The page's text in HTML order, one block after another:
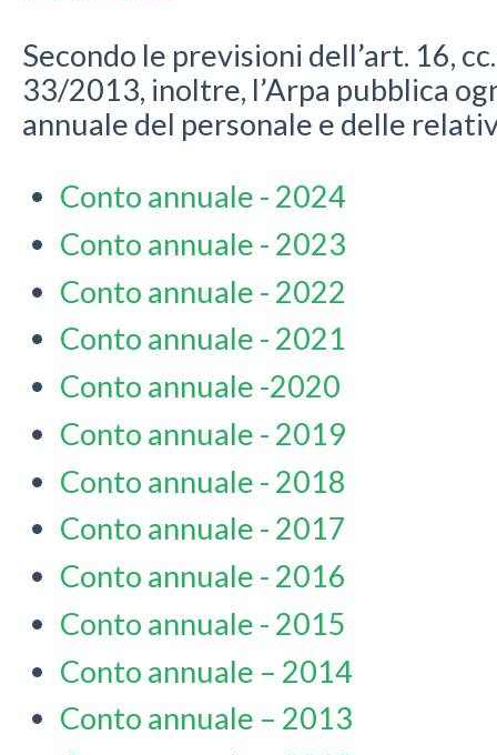
Secondo le previsioni dell’art. 16,
33/2013, inoltre, l’Arpa pubblica
annuale del personale e delle
Conto annuale - 2024
Conto annuale - 2023
Conto annuale - 2022
Conto annuale - 2021
Conto annuale -2020
Conto annuale - 2019
Conto annuale - 2018
Conto annuale - 2017
Conto annuale - 2016
Conto annuale - 2015
Conto annuale – 2014
Conto annuale – 2013